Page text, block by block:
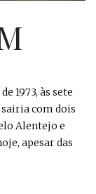
1973, às sete
sairia com dois
Alentejo e
apesar das